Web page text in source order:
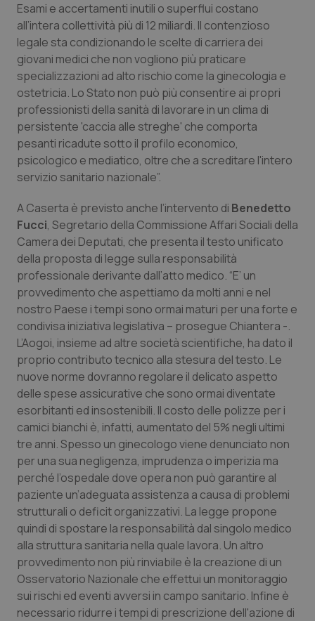
Piemonte
Provincia Autonoma di Bolzano
Provincia Autonoma di Trento
Puglia
Sardegna
Toscana
Umbria
Valle D’Aosta
Veneto
HIV
Infezioni & Febbre
Ipertensione & Scompenso
Malattie rare
Malattia di Crohn & Rettocolite Ulcerosa
Neuroscienze & patologie neurodegenerative
Obesità
Oftalmologia
Oncodermatologia
Oncoematologia
Oncologia & Nutrizione
Psoriasi & pelle
Quotidiano Cardiologia
Quotidiano Chirurgia
Quotidiano Oncologia
Quotidiano Pediatria
Rene & patologie urogenitali
Esami e accertamenti inutili o superflui costano
all’intera collettività più di 12 miliardi. Il contenzioso
legale sta condizionando le scelte di carriera dei
giovani medici che non vogliono più praticare
specializzazioni ad alto rischio come la ginecologia e
ostetricia. Lo Stato non può più consentire ai propri
professionisti della sanità di lavorare in un clima di
persistente 'caccia alle streghe' che comporta
pesanti ricadute sotto il profilo economico,
psicologico e mediatico, oltre che a screditare l'intero
servizio sanitario nazionale”.
A Caserta è previsto anche l’intervento di Benedetto
Fucci, Segretario della Commissione Affari Sociali della
Camera dei Deputati, che presenta il testo unificato
della proposta di legge sulla responsabilità
professionale derivante dall’atto medico. “E’ un
provvedimento che aspettiamo da molti anni e nel
nostro Paese i tempi sono ormai maturi per una forte e
condivisa iniziativa legislativa – prosegue Chiantera -.
L’Aogoi, insieme ad altre società scientifiche, ha dato il
proprio contributo tecnico alla stesura del testo. Le
nuove norme dovranno regolare il delicato aspetto
delle spese assicurative che sono ormai diventate
esorbitanti ed insostenibili. Il costo delle polizze per i
camici bianchi è, infatti, aumentato del 5% negli ultimi
tre anni. Spesso un ginecologo viene denunciato non
per una sua negligenza, imprudenza o imperizia ma
perché l’ospedale dove opera non può garantire al
paziente un’adeguata assistenza a causa di problemi
strutturali o deficit organizzativi. La legge propone
quindi di spostare la responsabilità dal singolo medico
alla struttura sanitaria nella quale lavora. Un altro
provvedimento non più rinviabile è la creazione di un
Osservatorio Nazionale che effettui un monitoraggio
sui rischi ed eventi avversi in campo sanitario. Infine è
necessario ridurre i tempi di prescrizione dell'azione di